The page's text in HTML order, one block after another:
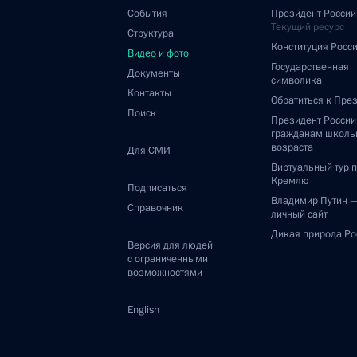
События
Структура
Видео и фото
Документы
Контакты
Поиск
Для СМИ
Подписаться
Справочник
Версия для людей
с ограниченными
возможностями
English
Президент России
Текущий ресурс
Конституция
Государственная
символика
Обратиться к
Президент
гражданам
возраста
Виртуальный тур
Кремлю
Владимир Путин
личный сайт
Дикая природа